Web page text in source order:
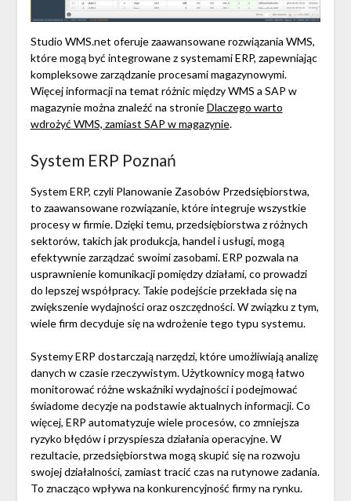
Studio WMS.net oferuje zaawansowane rozwiązania WMS,
które mogą być integrowane z systemami ERP, zapewniając
kompleksowe zarządzanie procesami magazynowymi.
Więcej informacji na temat różnic między WMS a SAP w
magazynie można znaleźć na stronieDlaczego warto
wdrożyć WMS, zamiast SAP w magazynie.
System ERP Poznań
System ERP, czyli Planowanie Zasobów Przedsiębiorstwa,
to zaawansowane rozwiązanie, które integruje wszystkie
procesy w firmie. Dzięki temu, przedsiębiorstwa z różnych
sektorów, takich jak produkcja, handel i usługi, mogą
efektywnie zarządzać swoimi zasobami. ERP pozwala na
usprawnienie komunikacji pomiędzy działami, co prowadzi
do lepszej współpracy. Takie podejście przekłada się na
zwiększenie wydajności oraz oszczędności. W związku z tym,
wiele firm decyduje się na wdrożenie tego typu systemu.
Systemy ERP dostarczają narzędzi, które umożliwiają analizę
danych w czasie rzeczywistym. Użytkownicy mogą łatwo
monitorować różne wskaźniki wydajności i podejmować
świadome decyzje na podstawie aktualnych informacji. Co
więcej, ERP automatyzuje wiele procesów, co zmniejsza
ryzyko błędów i przyspiesza działania operacyjne. W
rezultacie, przedsiębiorstwa mogą skupić się na rozwoju
swojej działalności, zamiast tracić czas na rutynowe zadania.
To znacząco wpływa na konkurencyjność firmy na rynku.